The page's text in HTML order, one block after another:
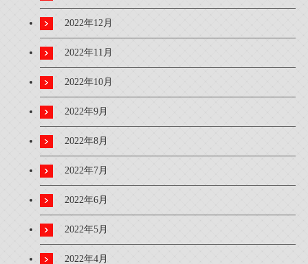
2022年12月
2022年11月
2022年10月
2022年9月
2022年8月
2022年7月
2022年6月
2022年5月
2022年4月